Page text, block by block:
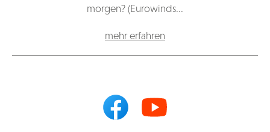
morgen? (Eurowinds...
mehr erfahren